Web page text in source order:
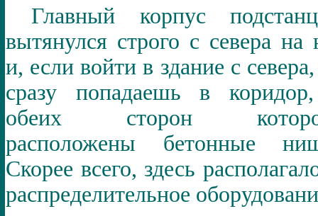
Главный корпус
вытянулся строго с севера на
и, если войти в здание с
сразу попадаешь в
обеих сторон
расположены бетонные
Скорее всего, здесь
распределительное